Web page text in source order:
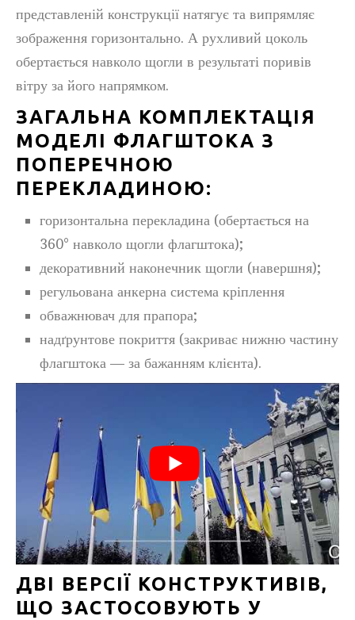
представленій конструкції натягує та випрямляє
зображення горизонтально. А рухливий цоколь
обертається навколо щогли в результаті поривів
вітру за його напрямком.
ЗАГАЛЬНА КОМПЛЕКТАЦІЯ
МОДЕЛІ ФЛАГШТОКА З
ПОПЕРЕЧНОЮ
ПЕРЕКЛАДИНОЮ:
горизонтальна перекладина (обертається на
360° навколо щогли флагштока);
декоративний наконечник щогли (навершня);
регульована анкерна система кріплення
обважнювач для прапора;
надґрунтове покриття (закриває нижню частину
флагштока — за бажанням клієнта).
ДВІ ВЕРСІЇ КОНСТРУКТИВІВ,
ЩО ЗАСТОСОВУЮТЬ У